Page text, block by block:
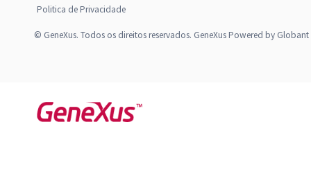
Politica de Privacidade
© GeneXus. Todos os direitos reservados. GeneXus Powered by Globant